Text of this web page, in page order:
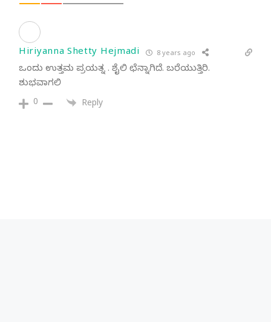
Hiriyanna Shetty Hejmadi 8 years ago
ಒಂದು ಉತ್ತಮ ಪ್ರಯತ್ನ . ಶೈಲಿ ಛೆನ್ನಾಗಿದೆ. ಬರೆಯುತ್ತಿರಿ.
ಶುಭವಾಗಲಿ
0 Reply